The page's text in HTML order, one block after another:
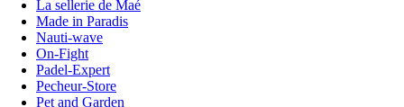
La sellerie de Maé
Made in Paradis
Nauti-wave
On-Fight
Padel-Expert
Pecheur-Store
Pet and Garden